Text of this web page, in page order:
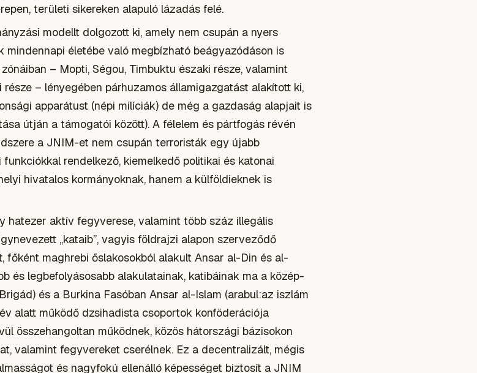
területi sikereken alapuló lázadás felé.
modellt dolgozott ki, amely nem csupán a nyers
mindennapi életébe való megbízható beágyazódáson is
– Mopti, Ségou, Timbuktu északi része, valamint
– lényegében párhuzamos államigazgatást alakított ki,
apparátust (népi milíciák) de még a gazdaság alapjait is
útján a támogatói között). A félelem és pártfogás révén
a JNIM-et nem csupán terroristák egy újabb
rendelkező, kiemelkedő politikai és katonai
hivatalos kormányoknak, hanem a külföldieknek is
hatezer aktív fegyverese, valamint több száz illegális
„kataib”, vagyis földrajzi alapon szerveződő
főként maghrebi őslakosokból alakult Ansar al-Din és al-
és legbefolyásosabb alakulatainak, katibáinak ma a közép-
és a Burkina Fasóban Ansar al-Islam (arabul:az iszlám
alatt működő dzsihadista csoportok konföderációja
összehangoltan működnek, közös hátországi bázisokon
valamint fegyvereket cserélnek. Ez a decentralizált, mégis
és nagyfokú ellenálló képességet biztosít a JNIM